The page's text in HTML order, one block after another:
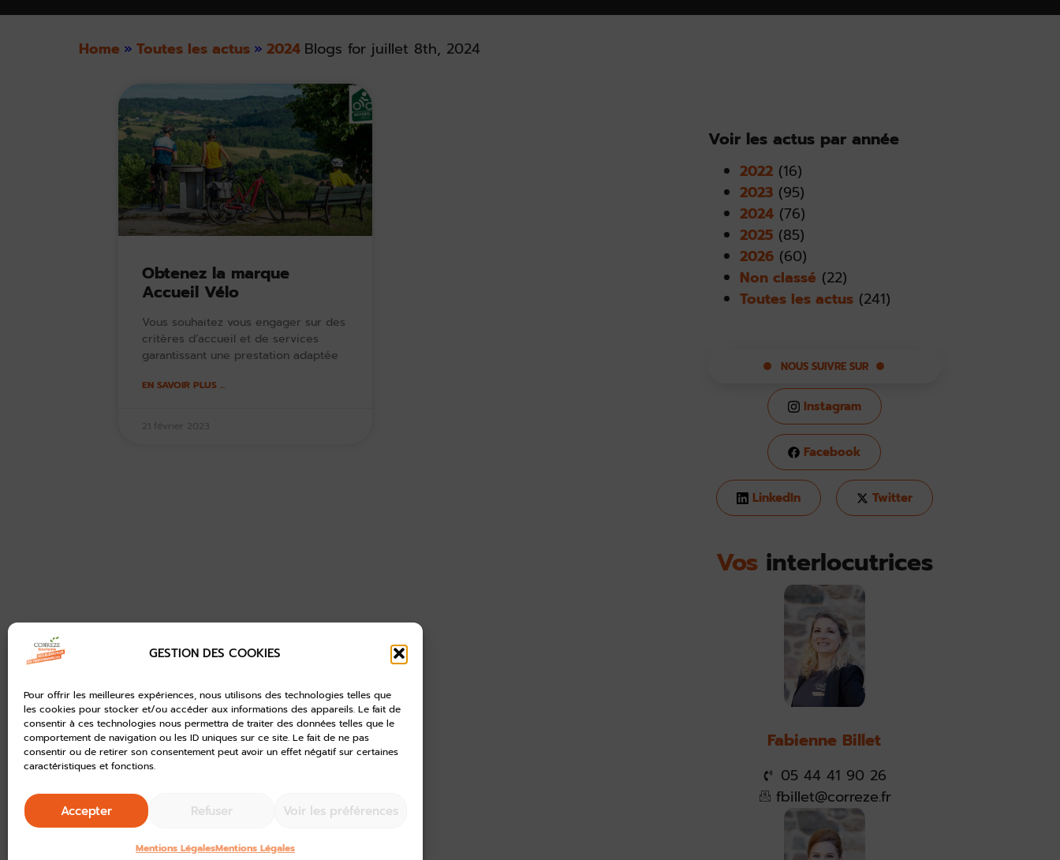
GESTION DES COOKIES
Pour offrir les meilleures expériences, nous utilisons des technologies telles que
les cookies pour stocker et/ou accéder aux informations des appareils. Le fait de
consentir à ces technologies nous permettra de traiter des données telles que le
comportement de navigation ou les ID uniques sur ce site. Le fait de ne pas
consentir ou de retirer son consentement peut avoir un effet négatif sur certaines
caractéristiques et fonctions.
Accepter Refuser Voir les préférences
Mentions LégalesMentions Légales
Home » Toutes les actus » 2024 Blogs for juillet 8th, 2024
Obtenez la marque
Accueil Vélo
Vous souhaitez vous engager sur des
critères d’accueil et de services
garantissant une prestation adaptée
EN SAVOIR PLUS ...
21 février 2023
Voir les actus par année
2022(16)
2023(95)
2024(76)
2025(85)
2026(60)
Non classé (22)
Toutes les actus(241)
NOUS SUIVRE SUR
Instagram
Facebook
LinkedIn Twitter
Vos interlocutrices
Fabienne Billet
05 44 41 90 26
fbillet@correze.fr